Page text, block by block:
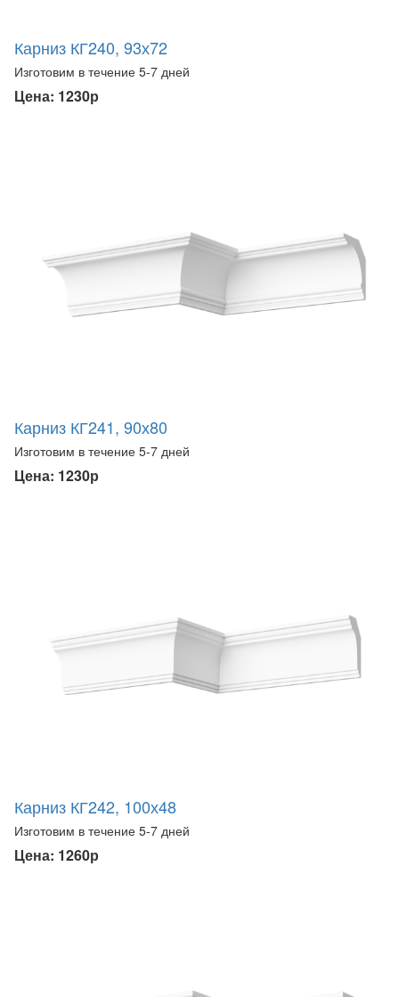
Карниз КГ240, 93х72
Изготовим в течение 5-7 дней
Цена: 1230р
Карниз КГ241, 90х80
Изготовим в течение 5-7 дней
Цена: 1230р
Карниз КГ242, 100х48
Изготовим в течение 5-7 дней
Цена: 1260р